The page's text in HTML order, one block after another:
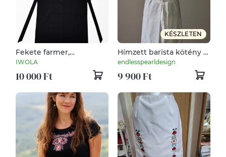
Fekete farmer,
személyre szabható
hímzett X pántos kötény
IWOLA
10 000 Ft
KÉSZLETEN
Hímzett barista kötény "
margarita "
endlesspearldesign
9 900 Ft